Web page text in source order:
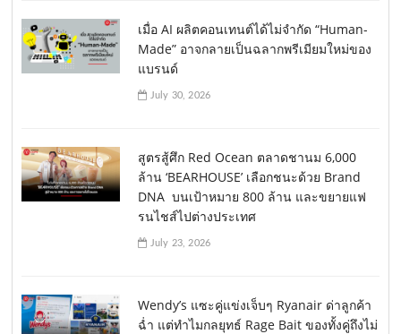
เมื่อ AI ผลิตคอนเทนต์ได้ไม่จำกัด “Human-
Made” อาจกลายเป็นฉลากพรีเมียมใหม่ของ
แบรนด์
July 30, 2026
สูตรสู้ศึก Red Ocean ตลาดชานม 6,000
ล้าน ‘BEARHOUSE’ เลือกชนะด้วย Brand
DNA บนเป้าหมาย 800 ล้าน และขยายแฟ
รนไชส์ไปต่างประเทศ
July 23, 2026
Wendy’s แซะคู่แข่งเจ็บๆ Ryanair ด่าลูกค้า
ฉ่ำ แต่ทำไมกลยุทธ์ Rage Bait ของทั้งคู่ถึงไม่